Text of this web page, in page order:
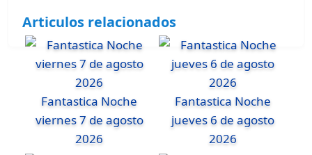
Articulos relacionados
Fantastica Noche
viernes 7 de agosto
2026
Fantastica Noche
jueves 6 de agosto
2026